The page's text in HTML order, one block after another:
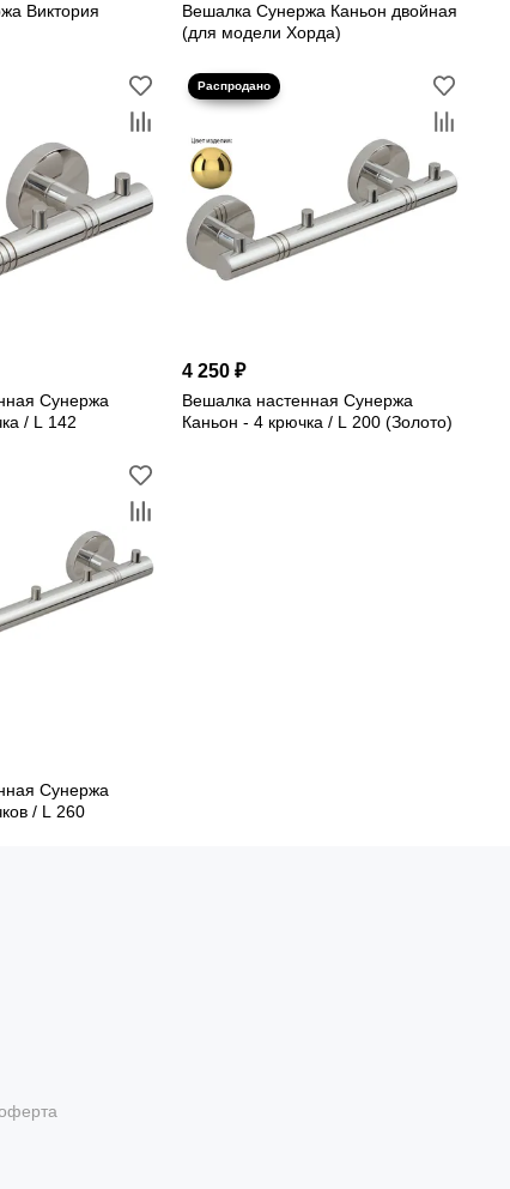
Виктория
Вешалка Сунержа Каньон двойная
(для модели Хорда)
Сунержа
/ L 142
4 250 ₽
Вешалка настенная Сунержа
Каньон - 4 крючка / L 200 (Золото)
Сунержа
/ L 260